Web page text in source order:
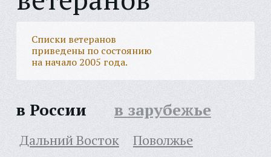
Списки ветеранов
приведены по состоянию
на начало 2005 года.
в России в зарубежье
Дальний Восток
Поволжье